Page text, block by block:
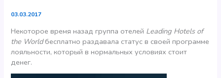
03.03.2017
Некоторое время назад группа отелей Leading Hotels of
the Worldбесплатно раздавала статус в своей программе
лояльности, который в нормальных условиях стоит
денег.